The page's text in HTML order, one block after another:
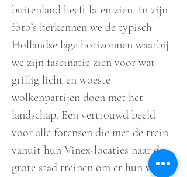
buitenland heeft laten zien. In zijn
foto’s herkennen we de typisch
Hollandse lage horizonnen waarbij
we zijn fascinatie zien voor wat
grillig licht en woeste
wolkenpartijen doen met het
landschap. Een vertrouwd beeld
voor alle forensen die met de trein
vanuit hun Vinex-locaties naar de
grote stad treinen om er hun werk